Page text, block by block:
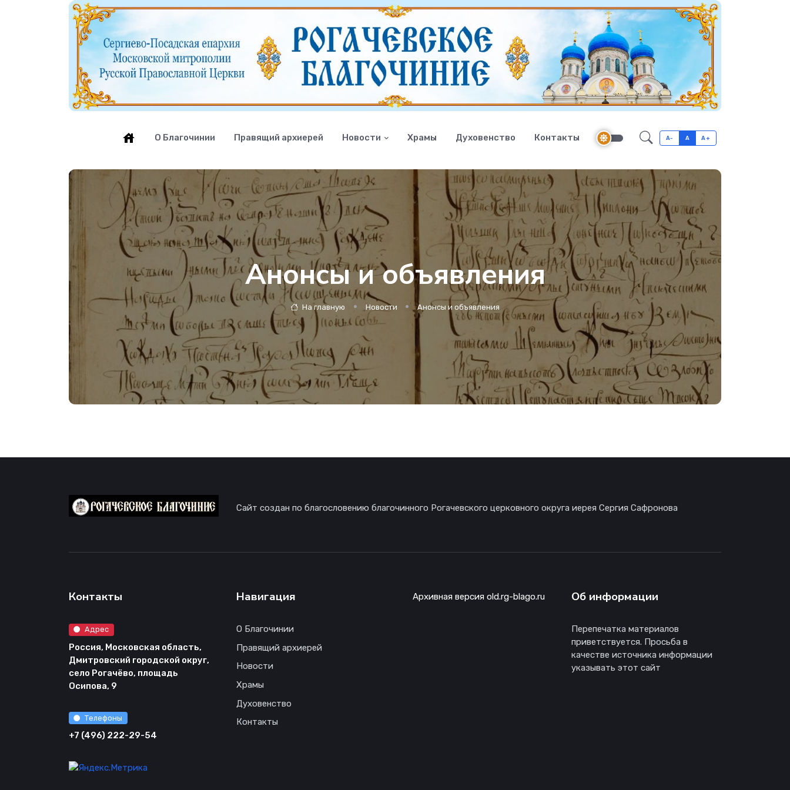
О Благочинии Правящий архиерей Новости Храмы Духовенство Контакты A- A A+
Анонсы и объявления
На главную Новости Анонсы и объявления
Сайт создан по благословению благочинного Рогачевского церковного округа иерея Сергия Сафронова
Контакты
Адрес
Россия, Московская область,
Дмитровский городской округ,
село Рогачёво, площадь
Осипова, 9
Телефоны
+7 (496) 222-29-54
Навигация
О Благочинии
Правящий архиерей
Новости
Храмы
Духовенство
Контакты
Архивная версия old.rg-blago.ru Об информации
Перепечатка материалов
приветствуется. Просьба в
качестве источника информации
указывать этот сайт